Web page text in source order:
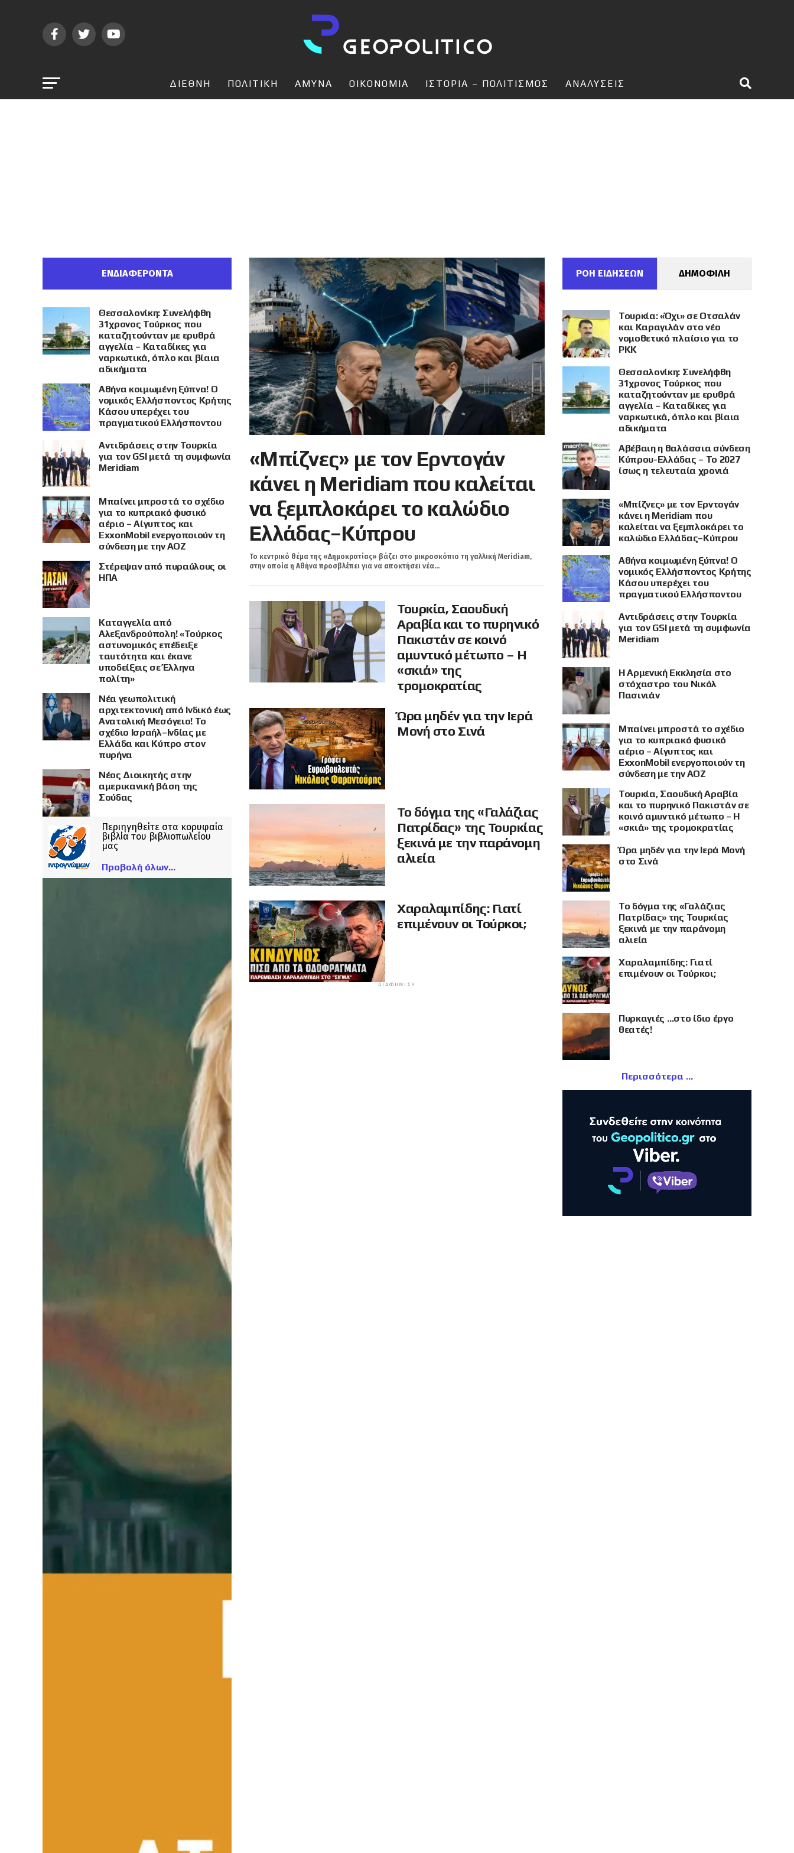
ΔΙΕΘΝΗ ΠΟΛΙΤΙΚΗ ΑΜΥΝΑ ΟΙΚΟΝΟΜΙΑ ΙΣΤΟΡΙΑ – ΠΟΛΙΤΙΣΜΟΣ ΑΝΑΛΥΣΕΙΣ
«Μπίζνες» με τον Ερντογάν
κάνει η Meridiam που καλείται
να ξεμπλοκάρει το καλώδιο
Ελλάδας–Κύπρου
Το κεντρικό θέμα της «Δημοκρατίας» βάζει στο μικροσκόπιο τη γαλλική Meridiam,
στην οποία η Αθήνα προσβλέπει για να αποκτήσει νέα...
Τουρκία, Σαουδική
Αραβία και το πυρηνικό
Πακιστάν σε κοινό
αμυντικό μέτωπο – Η
«σκιά» της
τρομοκρατίας
Ώρα μηδέν για την Ιερά
Μονή στο Σινά
Το δόγμα της «Γαλάζιας
Πατρίδας» της Τουρκίας
ξεκινά με την παράνομη
αλιεία
Χαραλαμπίδης: Γιατί
επιμένουν οι Τούρκοι;
ΔΙΑΦΉΜΙΣΗ
ΕΝΔΙΑΦΕΡΟΝΤΑ
Θεσσαλονίκη: Συνελήφθη
31χρονος Τούρκος που
καταζητούνταν με ερυθρά
αγγελία – Καταδίκες για
ναρκωτικά, όπλο και βίαια
αδικήματα
Αθήνα κοιμωμένη ξύπνα! Ο
νομικός Ελλήσποντος Κρήτης
Κάσου υπερέχει του
πραγματικού Ελλήσποντου
Αντιδράσεις στην Τουρκία
για τον GSI μετά τη συμφωνία
Meridiam
Μπαίνει μπροστά το σχέδιο
για το κυπριακό φυσικό
αέριο – Αίγυπτος και
ExxonMobil ενεργοποιούν τη
σύνδεση με την ΑΟΖ
Στέρεψαν από πυραύλους οι
ΗΠΑ
Καταγγελία από
Αλεξανδρούπολη! «Τούρκος
αστυνομικός επέδειξε
ταυτότητα και έκανε
υποδείξεις σε Έλληνα
πολίτη»
Νέα γεωπολιτική
αρχιτεκτονική από Ινδικό έως
Ανατολική Μεσόγειο! Το
σχέδιο Ισραήλ–Ινδίας με
Ελλάδα και Κύπρο στον
πυρήνα
Νέος Διοικητής στην
αμερικανική βάση της
Σούδας
Περιηγηθείτε στα κορυφαία
βιβλία του βιβλιοπωλείου
μας
Προβολή όλων
ΡΟΗ ΕΙΔΗΣΕΩΝ ΔΗΜΟΦΙΛΗ
Τουρκία: «Όχι» σε Οτσαλάν
και Καραγιλάν στο νέο
νομοθετικό πλαίσιο για το
PKK
Θεσσαλονίκη: Συνελήφθη
31χρονος Τούρκος που
καταζητούνταν με ερυθρά
αγγελία – Καταδίκες για
ναρκωτικά, όπλο και βίαια
αδικήματα
Αβέβαιη η θαλάσσια σύνδεση
Κύπρου-Ελλάδας – Το 2027
ίσως η τελευταία χρονιά
«Μπίζνες» με τον Ερντογάν
κάνει η Meridiam που
καλείται να ξεμπλοκάρει το
καλώδιο Ελλάδας–Κύπρου
Αθήνα κοιμωμένη ξύπνα! Ο
νομικός Ελλήσποντος Κρήτης
Κάσου υπερέχει του
πραγματικού Ελλήσποντου
Αντιδράσεις στην Τουρκία
για τον GSI μετά τη συμφωνία
Meridiam
Η Αρμενική Εκκλησία στο
στόχαστρο του Νικόλ
Πασινιάν
Μπαίνει μπροστά το σχέδιο
για το κυπριακό φυσικό
αέριο – Αίγυπτος και
ExxonMobil ενεργοποιούν τη
σύνδεση με την ΑΟΖ
Τουρκία, Σαουδική Αραβία
και το πυρηνικό Πακιστάν σε
κοινό αμυντικό μέτωπο – Η
«σκιά» της τρομοκρατίας
Ώρα μηδέν για την Ιερά Μονή
στο Σινά
Το δόγμα της «Γαλάζιας
Πατρίδας» της Τουρκίας
ξεκινά με την παράνομη
αλιεία
Χαραλαμπίδης: Γιατί
επιμένουν οι Τούρκοι;
Πυρκαγιές …στο ίδιο έργο
θεατές!
Περισσότερα